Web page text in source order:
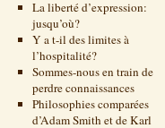
La liberté d’expression:
jusqu’où?
Y a t-il des limites à
l’hospitalité?
Sommes-nous en train de
perdre connaissances
Philosophies comparées
d’Adam Smith et de Karl